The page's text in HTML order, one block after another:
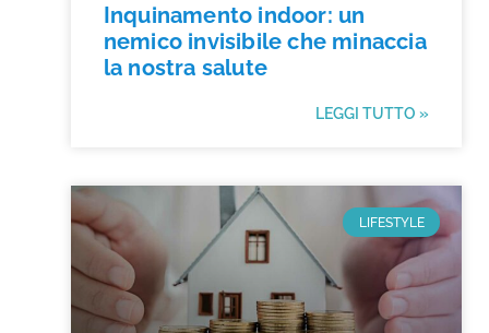
Inquinamento indoor: un
nemico invisibile che minaccia
la nostra salute
LEGGI TUTTO »
LIFESTYLE